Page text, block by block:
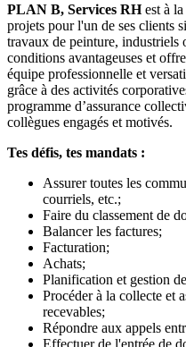
PLAN B, Services RHest à
projets pour l'un de ses clients
travaux de peinture, industriels
conditions avantageuses et
équipe professionnelle et
grâce à des activités
programme d’assurance
collègues engagés et motivés.
Tes défis, tes mandats :
Assurer toutes les
courriels, etc.;
Faire du classement de
Balancer les factures;
Facturation;
Achats;
Planification et gestion
Procéder à la collecte et
recevables;
Répondre aux appels
Effectuer de l'entrée de